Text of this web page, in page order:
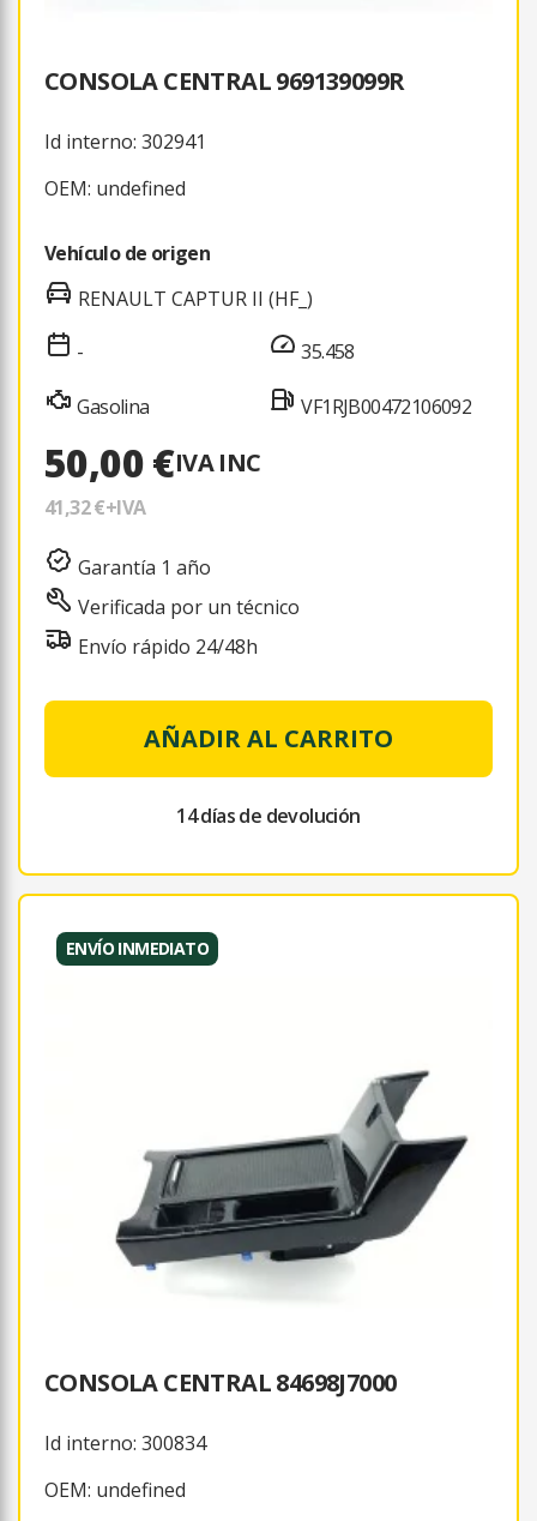
CONSOLA CENTRAL 969139099R
Id interno: 302941
OEM: undefined
Vehículo de origen
RENAULT CAPTUR II (HF_)
-
Gasolina
35.458
VF1RJB00472106092
50,00 €IVA INC
41,32 €+IVA
Garantía 1 año
Verificada por un técnico
Envío rápido 24/48h
AÑADIR AL CARRITO
14 días de devolución
ENVÍO INMEDIATO
CONSOLA CENTRAL 84698J7000
Id interno: 300834
OEM: undefined